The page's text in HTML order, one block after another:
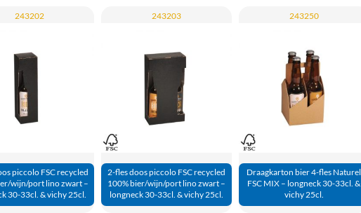
243202
piccolo FSC recycled
wijn/port lino zwart –
30-33cl. & vichy 25cl.
243203
2-fles doos piccolo FSC recycled
100% bier/wijn/port lino zwart –
longneck 30-33cl. & vichy 25cl.
243250
Draagkarton bier 4-fles Naturel
FSC MIX – longneck 30-33cl. &
vichy 25cl.